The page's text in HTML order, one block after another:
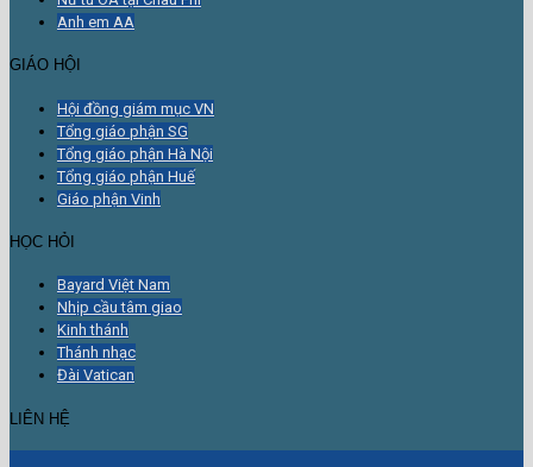
Anh em AA
GIÁO HỘI
Hội đồng giám mục VN
Tổng giáo phận SG
Tổng giáo phận Hà Nội
Tổng giáo phận Huế
Giáo phận Vinh
HỌC HỎI
Bayard Việt Nam
Nhịp cầu tâm giao
Kinh thánh
Thánh nhạc
Đài Vatican
LIÊN HỆ